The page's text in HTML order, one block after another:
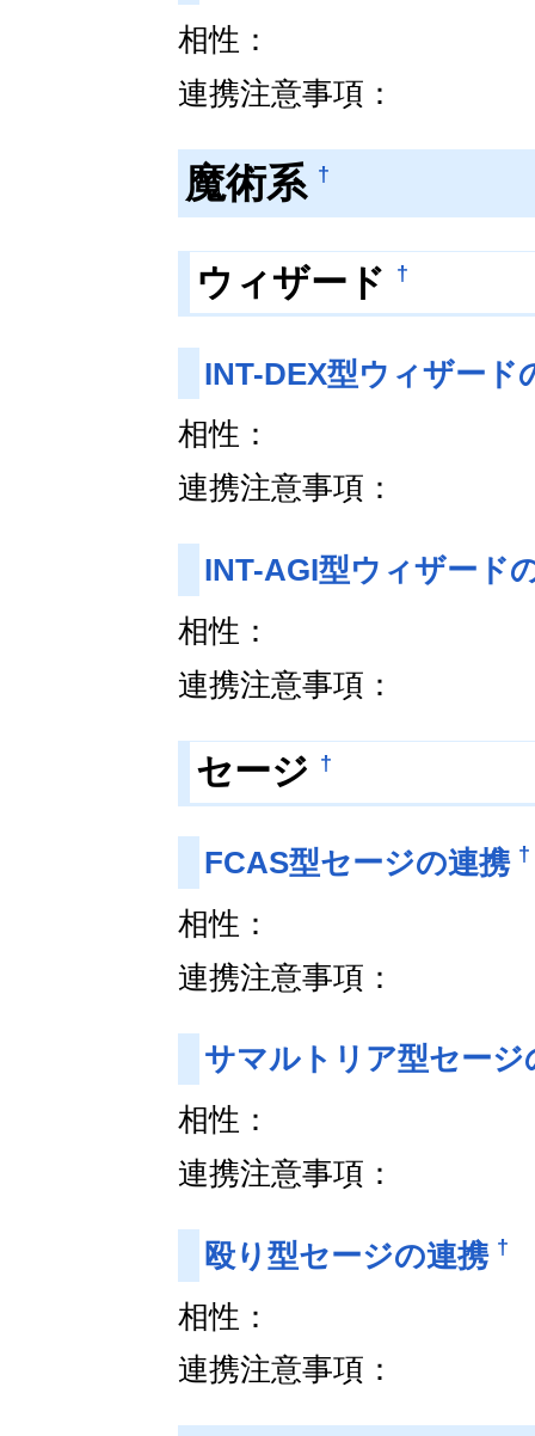
相性：
連携注意事項：
魔術系 †
ウィザード †
INT-DEX型ウィザード
相性：
連携注意事項：
INT-AGI型ウィザード
相性：
連携注意事項：
セージ †
FCAS型セージの連携 †
相性：
連携注意事項：
サマルトリア型セージ
相性：
連携注意事項：
殴り型セージの連携 †
相性：
連携注意事項：